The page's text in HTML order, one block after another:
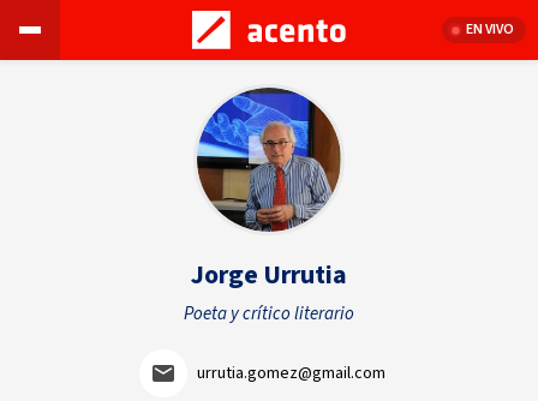
EN VIVO
Jorge Urrutia
Poeta y crítico literario
urrutia.gomez@gmail.com